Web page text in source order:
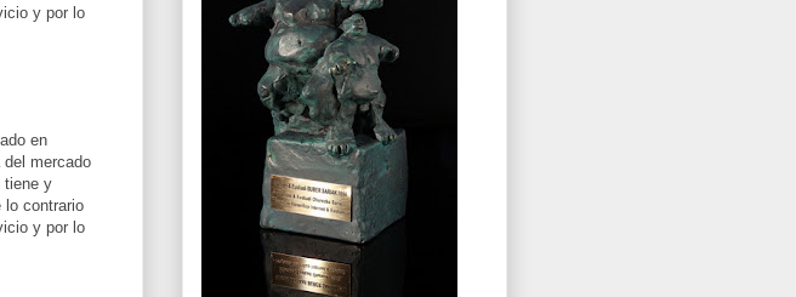
y por lo
en
mercado
tiene y
lo contrario
y por lo